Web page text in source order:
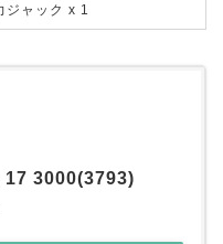
ジャック x 1
3000(3793)